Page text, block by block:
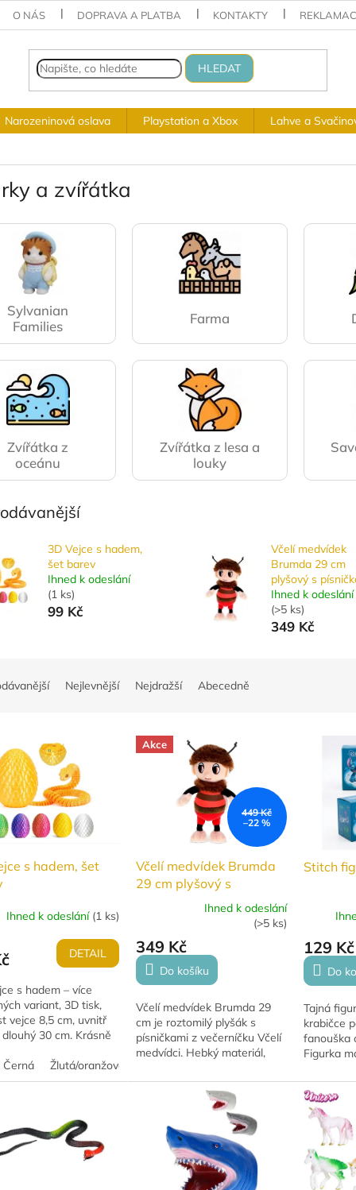
O NÁS DOPRAVA A PLATBA KONTAKTY
HLEDAT
Narozeninová oslava Playstation a Xbox Lahve a
a zvířátka
Sylvanian
Families
Farma
Zvířátka z
oceánu
Zvířátka z lesa a
louky
3D Vejce s hadem,
šet barev
Ihned k odeslání
(1 ks)
99 Kč
Včelí medvídek
Brumda 29 cm
plyšový s
Ihned k odeslání
(>5 ks)
349 Kč
Nejlevnější Nejdražší Abecedně
s hadem, šet
Ihned k odeslání (1 ks)
DETAIL
s hadem – více
variant, 3D tisk,
vejce 8,5 cm, uvnitř
30 cm. Krásně
nových
:-)
Černá Žlutá/oranžová
Akce
449 Kč
–22 %
Včelí medvídek Brumda
29 cm plyšový s
produktu
je
5,0
5
hvězdiček.
Ihned k odeslání
(>5 ks)
349 Kč
Do košíku
Včelí medvídek Brumda 29
cm je roztomilý plyšák s
písničkami z večerníčku Včelí
medvídci. Hebký materiál,
vhodná pro děti od 3 let.
Stitch
129 Kč
Do
Tajná
krabičce
fanouška
Figurka
rozbalení.